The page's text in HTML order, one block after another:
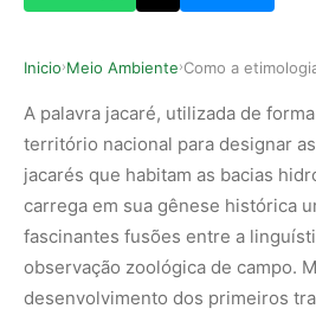
Inicio›Meio Ambiente›
A palavra jacaré, utilizada de
território nacional para designar
jacarés que habitam as bacias
carrega em sua gênese histórica
fascinantes fusões entre a
observação zoológica de campo.
desenvolvimento dos primeiros